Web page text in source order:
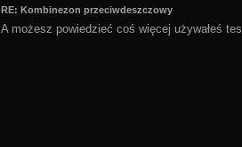
RE: Kombinezon przeciwdeszczowy
A możesz powiedzieć coś więcej używałeś